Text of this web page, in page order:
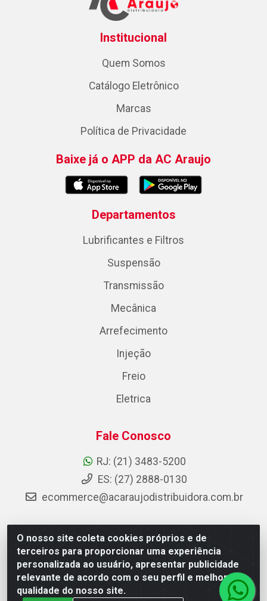
O nosso site coleta cookies próprios e de
terceiros para proporcionar uma experiência
personalizada ao usuário, apresentar publicidade
relevante de acordo com o seu perfil e melhorar a
qualidade do nosso site.
Institucional
Quem Somos
Catálogo Eletrônico
Marcas
Política de Privacidade
Baixe já o APP da AC Araujo
Departamentos
Lubrificantes e Filtros
Suspensão
Transmissão
Mecânica
Arrefecimento
Injeção
Freio
Eletrica
Fale Conosco
RJ: (21) 3483-5200
ES: (27) 2888-0130
ecommerce@acaraujodistribuidora.com.br
AC Araujo Distribuidora - Rua Carneiro de Campos, 42 -
São Cristóvão, Rio de Janeiro/RJ - CEP 20.920-410 -
CNPJ 08.744.753/0003-85